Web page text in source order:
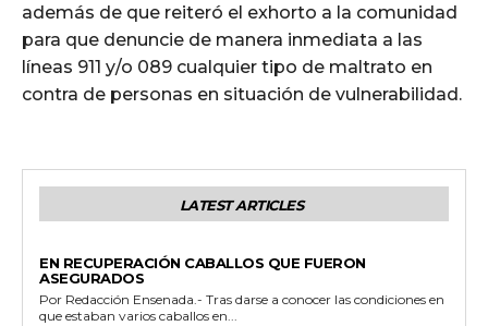
además de que reiteró el exhorto a la comunidad
para que denuncie de manera inmediata a las
líneas 911 y/o 089 cualquier tipo de maltrato en
contra de personas en situación de vulnerabilidad.
LATEST ARTICLES
EN RECUPERACIÓN CABALLOS QUE FUERON
ASEGURADOS
Por Redacción Ensenada.- Tras darse a conocer las condiciones en
que estaban varios caballos en...